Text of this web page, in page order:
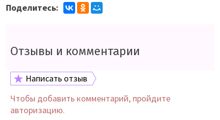
Поделитесь:
Отзывы и комментарии
Написать отзыв
Чтобы добавить комментарий, пройдите
авторизацию.